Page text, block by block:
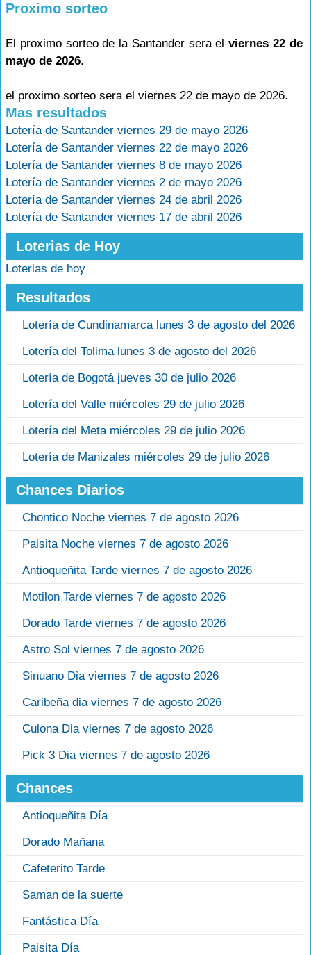
Proximo sorteo
El proximo sorteo de la Santander sera elviernes 22 de
mayo de 2026.
el proximo sorteo sera el viernes 22 de mayo de 2026.
Mas resultados
Lotería de Santander viernes 29 de mayo 2026
Lotería de Santander viernes 22 de mayo 2026
Lotería de Santander viernes 8 de mayo 2026
Lotería de Santander viernes 2 de mayo 2026
Lotería de Santander viernes 24 de abril 2026
Lotería de Santander viernes 17 de abril 2026
Loterias de Hoy
Loterias de hoy
Resultados
Lotería de Cundinamarca lunes 3 de agosto del 2026
Lotería del Tolima lunes 3 de agosto del 2026
Lotería de Bogotá jueves 30 de julio 2026
Lotería del Valle miércoles 29 de julio 2026
Lotería del Meta miércoles 29 de julio 2026
Lotería de Manizales miércoles 29 de julio 2026
Chances Diarios
Chontico Noche viernes 7 de agosto 2026
Paisita Noche viernes 7 de agosto 2026
Antioqueñita Tarde viernes 7 de agosto 2026
Motilon Tarde viernes 7 de agosto 2026
Dorado Tarde viernes 7 de agosto 2026
Astro Sol viernes 7 de agosto 2026
Sinuano Dia viernes 7 de agosto 2026
Caribeña dia viernes 7 de agosto 2026
Culona Dia viernes 7 de agosto 2026
Pick 3 Dia viernes 7 de agosto 2026
Chances
Antioqueñita Día
Dorado Mañana
Cafeterito Tarde
Saman de la suerte
Fantástica Día
Paisita Día